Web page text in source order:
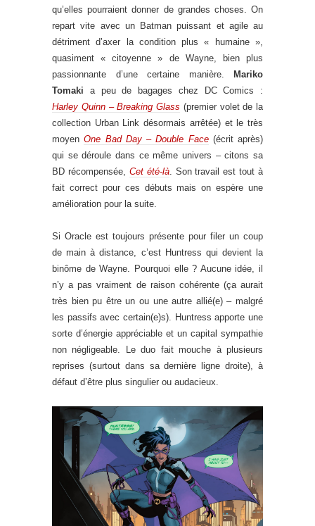
qu’elles pourraient donner de grandes choses. On
repart vite avec un Batman puissant et agile au
détriment d’axer la condition plus « humaine »,
quasiment « citoyenne » de Wayne, bien plus
passionnante d’une certaine manière.
Mariko
Tomaki a peu de bagages chez DC Comics :
Harley Quinn – Breaking Glass (premier volet de la
collection Urban Link désormais arrêtée) et le très
moyenOne Bad Day – Double Face(écrit après)
qui se déroule dans ce même univers – citons sa
BD récompensée, Cet été-là. Son travail est tout à
fait correct pour ces débuts mais on espère une
amélioration pour la suite.
Si Oracle est toujours présente pour filer un coup
de main à distance, c’est Huntress qui devient la
binôme de Wayne. Pourquoi elle ? Aucune idée, il
n’y a pas vraiment de raison cohérente (ça aurait
très bien pu être un ou une autre allié(e) – malgré
les passifs avec certain(e)s). Huntress apporte une
sorte d’énergie appréciable et un capital sympathie
non négligeable. Le duo fait mouche à plusieurs
reprises (surtout dans sa dernière ligne droite), à
défaut d’être plus singulier ou audacieux.